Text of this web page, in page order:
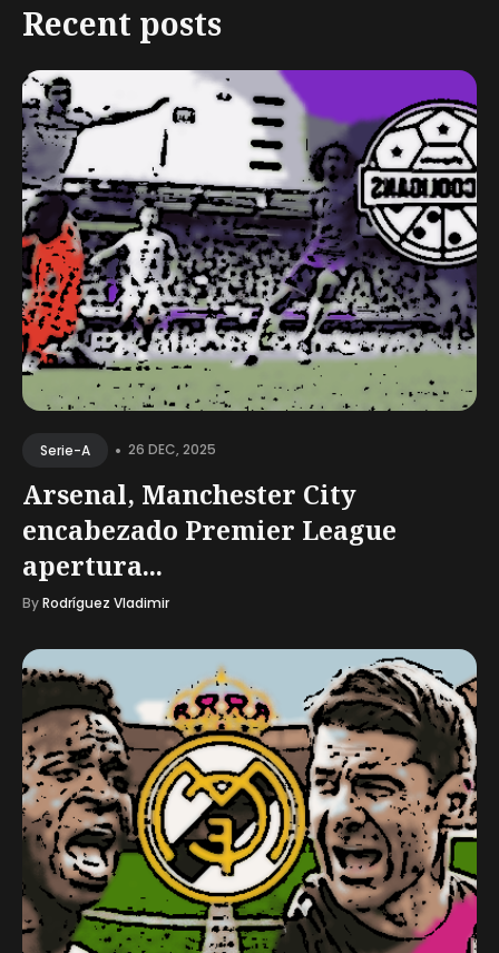
Recent posts
Serie-A • 26 DEC, 2025
Arsenal, Manchester City
encabezado Premier League
apertura...
ByRodríguez Vladimir